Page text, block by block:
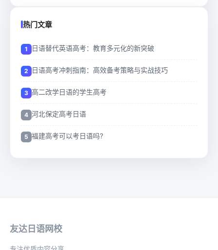
热门文章
日语替代英语高考：教育多元化的新突破
日语高考冲刺指南：高效备考策略与实战技巧
高二改学日语的学生高考
河北保定高考日语
福建高考可以考日语吗?
友达日语网校